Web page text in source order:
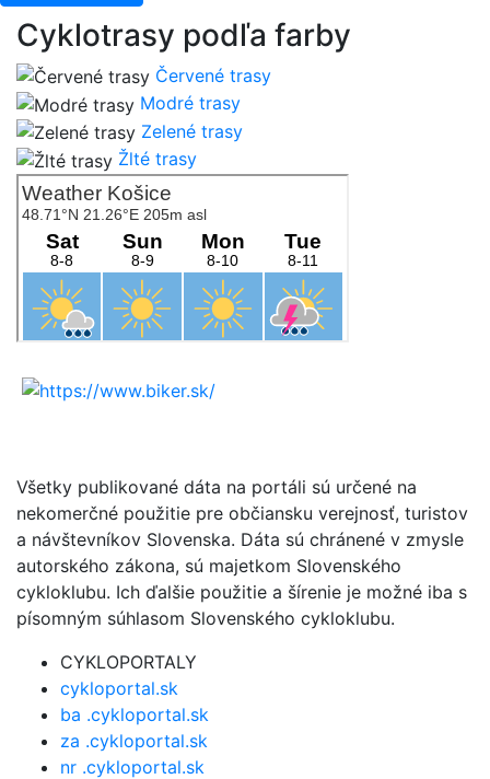
Cyklotrasy podľa farby
Červené trasy
Modré trasy
Zelené trasy
Žlté trasy
Všetky publikované dáta na portáli sú určené na
nekomerčné použitie pre občiansku verejnosť, turistov
a návštevníkov Slovenska. Dáta sú chránené v zmysle
autorského zákona, sú majetkom Slovenského
cykloklubu. Ich ďalšie použitie a šírenie je možné iba s
písomným súhlasom Slovenského cykloklubu.
CYKLOPORTALY
cykloportal.sk
ba .cykloportal.sk
za .cykloportal.sk
nr .cykloportal.sk